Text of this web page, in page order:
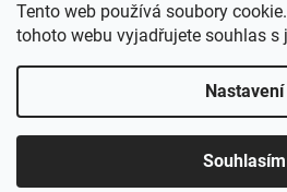
Tento web používá soubory
tohoto webu vyjadřujete souhlas s
Nastavení
Souhlasím
Vytvořil Shoptet
Jablečné díly.